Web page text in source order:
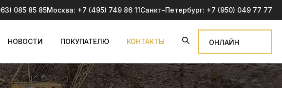
085 85 85Москва: +7 (495) 749 86 11Санкт-Петербург: +7 (950) 049 77 77
НОВОСТИ ПОКУПАТЕЛЮ КОНТАКТЫ ОНЛАЙН
ЗАЯВКА